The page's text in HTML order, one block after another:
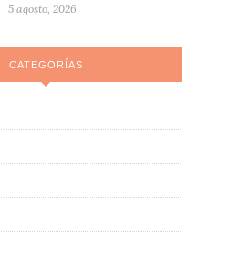
5 agosto, 2026
CATEGORÍAS